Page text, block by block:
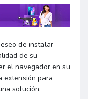
de instalar
de su
el navegador en su
extensión para
solución.